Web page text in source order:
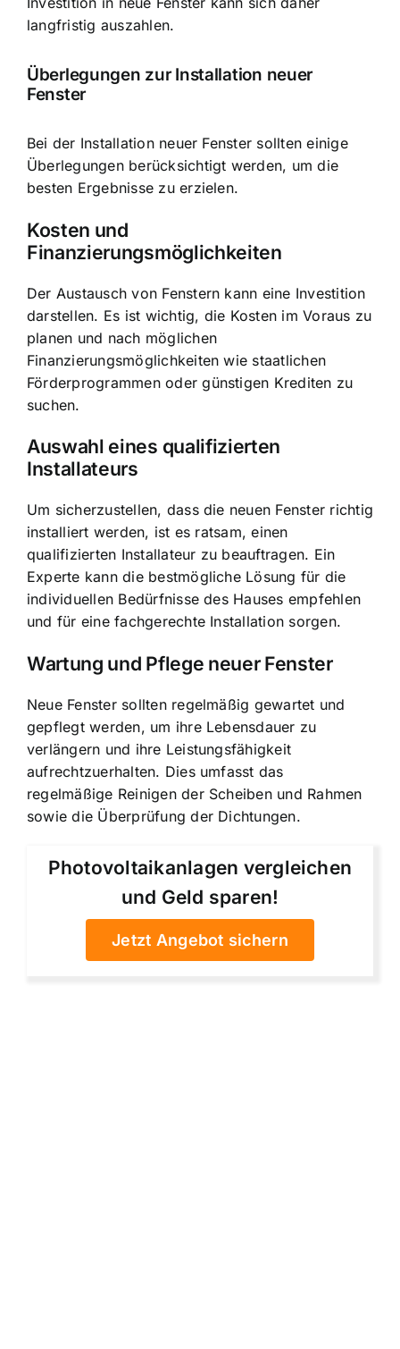
langfristig auszahlen.
Überlegungen zur Installation neuer
Fenster
Bei der Installation neuer Fenster sollten einige
Überlegungen berücksichtigt werden, um die
besten Ergebnisse zu erzielen.
Kosten und
Finanzierungsmöglichkeiten
Der Austausch von Fenstern kann eine Investition
darstellen. Es ist wichtig, die Kosten im Voraus zu
planen und nach möglichen
Finanzierungsmöglichkeiten wie staatlichen
Förderprogrammen oder günstigen Krediten zu
suchen.
Auswahl eines qualifizierten
Installateurs
Um sicherzustellen, dass die neuen Fenster richtig
installiert werden, ist es ratsam, einen
qualifizierten Installateur zu beauftragen. Ein
Experte kann die bestmögliche Lösung für die
individuellen Bedürfnisse des Hauses empfehlen
und für eine fachgerechte Installation sorgen.
Wartung und Pflege neuer Fenster
Neue Fenster sollten regelmäßig gewartet und
gepflegt werden, um ihre Lebensdauer zu
verlängern und ihre Leistungsfähigkeit
aufrechtzuerhalten. Dies umfasst das
regelmäßige Reinigen der Scheiben und Rahmen
sowie die Überprüfung der Dichtungen.
Photovoltaikanlagen vergleichen
und Geld sparen!
Jetzt Angebot sichern